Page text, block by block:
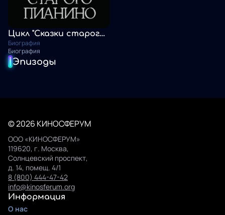
Цикл "Сказки старого пианино"
Биография
Биография
Эпизоды
© 2026 КИНОСФЕРУМ
ООО «КИНОСФЕРУМ»
119620, г. Москва,
Солнцевский проспект,
д. 14, помещ. 4/1
8 (800) 444-47-42
info@kinosferum.org
Информация
О нас